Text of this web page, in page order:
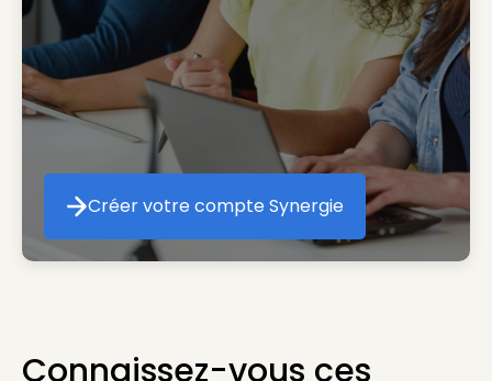
Créer votre compte Synergie
Créer votre compte Synergie
Connaissez-vous ces